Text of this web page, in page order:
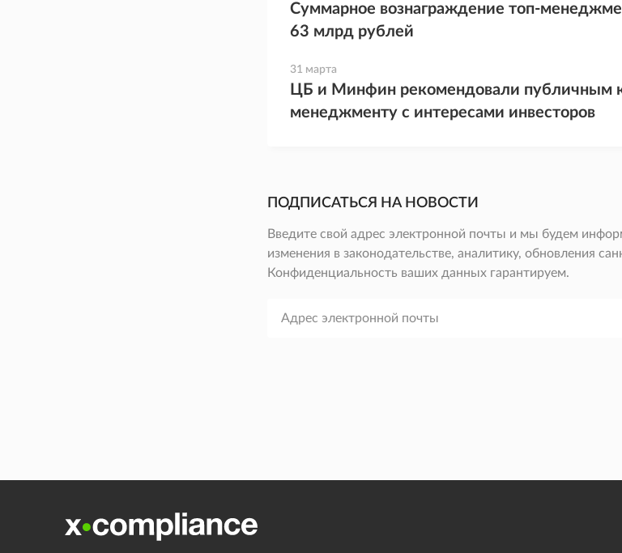
Суммарное вознаграждение топ-
63 млрд рублей
31 марта
ЦБ и Минфин рекомендовали публичным
менеджменту с интересами инвесторов
ПОДПИСАТЬСЯ НА НОВОСТИ
Введите свой адрес электронной почты и мы будем
изменения в законодательстве, аналитику, обновления
Конфиденциальность ваших данных гарантируем.